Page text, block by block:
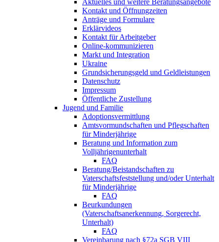
Aktuelles und weitere Beratungsangebote
Kontakt und Öffnungzeiten
Anträge und Formulare
Erklärvideos
Kontakt für Arbeitgeber
Online-kommunizieren
Markt und Integration
Ukraine
Grundsicherungsgeld und Geldleistungen
Datenschutz
Impressum
Öffentliche Zustellung
Jugend und Familie
Adoptionsvermittlung
Amtsvormundschaften und Pflegschaften
für Minderjährige
Beratung und Information zum
Volljährigenunterhalt
FAQ
Beratung/Beistandschaften zu
Vaterschaftsfeststellung und/oder Unterhalt
für Minderjährige
FAQ
Beurkundungen
(Vaterschaftsanerkennung, Sorgerecht,
Unterhalt)
FAQ
Vereinbarung nach §72a SGB VIII